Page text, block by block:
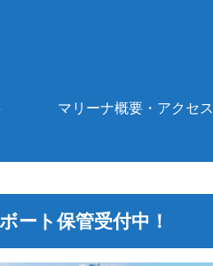
マリーナ概要・アクセス
ート保管受付中！